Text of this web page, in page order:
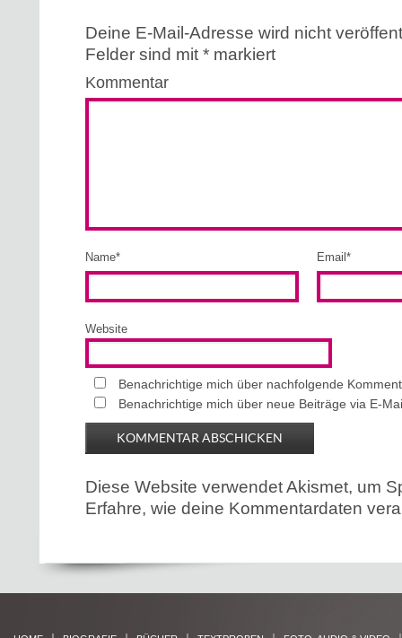
Deine E-Mail-Adresse wird nicht
Felder sind mit * markiert
Kommentar
Name* Email *
Website
Benachrichtige mich über nachfolgende
Benachrichtige mich über neue Beiträge via E-
Diese Website verwendet Akismet, um
Erfahre, wie deine Kommentardaten